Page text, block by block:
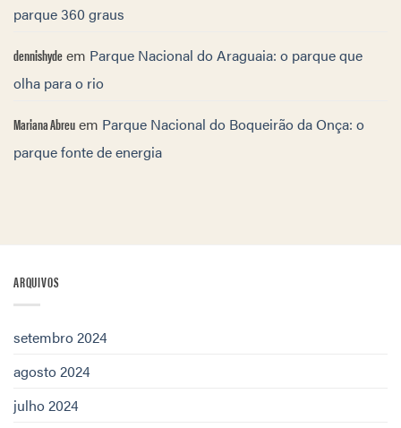
parque 360 graus
dennishydeem Parque Nacional do Araguaia: o parque que
olha para o rio
Mariana Abreuem Parque Nacional do Boqueirão da Onça: o
parque fonte de energia
ARQUIVOS
setembro 2024
agosto 2024
julho 2024